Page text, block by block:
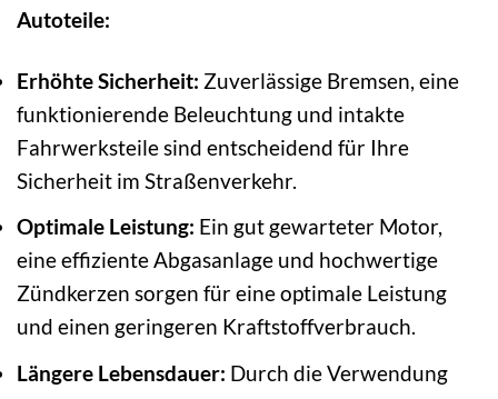
Autoteile:
Erhöhte Sicherheit: Zuverlässige Bremsen, eine
funktionierende Beleuchtung und intakte
Fahrwerksteile sind entscheidend für Ihre
Sicherheit im Straßenverkehr.
Optimale Leistung: Ein gut gewarteter Motor,
eine effiziente Abgasanlage und hochwertige
Zündkerzen sorgen für eine optimale Leistung
und einen geringeren Kraftstoffverbrauch.
Längere Lebensdauer: Durch die Verwendung